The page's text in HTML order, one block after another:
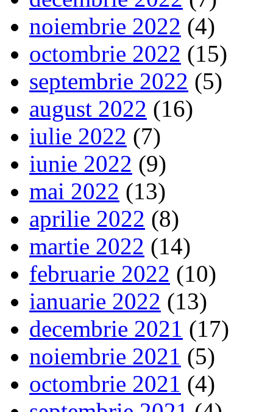
noiembrie 2022 (4)
octombrie 2022 (15)
septembrie 2022 (5)
august 2022 (16)
iulie 2022 (7)
iunie 2022 (9)
mai 2022 (13)
aprilie 2022 (8)
martie 2022 (14)
februarie 2022 (10)
ianuarie 2022 (13)
decembrie 2021 (17)
noiembrie 2021 (5)
octombrie 2021 (4)